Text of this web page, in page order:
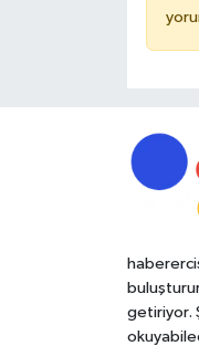
getiriyor.